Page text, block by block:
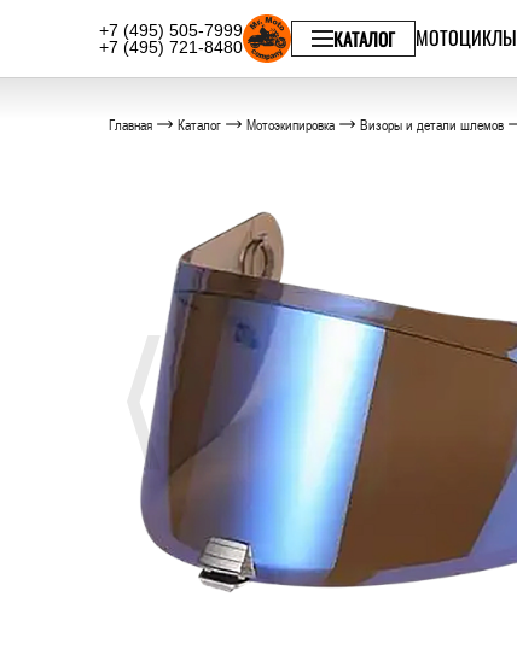
+7 (495) 505-7999
+7 (495) 721-8480
КАТАЛОГ МОТОЦИКЛЫ
Главная Каталог Мотоэкипировка Визоры и детали шлемов